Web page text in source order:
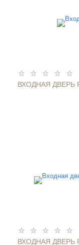
ВХОДНАЯ ДВЕРЬ
ВХОДНАЯ ДВЕРЬ